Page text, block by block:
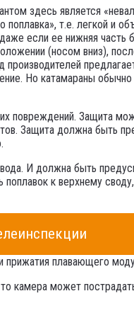
здесь является
т.е. легкой и
если ее нижняя часть
(носом вниз),
Но катамараны
повреждений. Защита
Защита должна быть
И должна быть
к верхнему
плавающего
камера может